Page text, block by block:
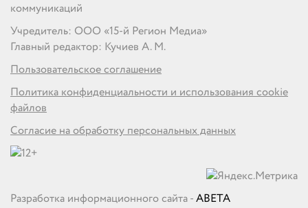
коммуникаций
Учредитель: ООО «15-й Регион Медиа»
Главный редактор: Кучиев А. М.
Пользовательское соглашение
Политика конфиденциальности и использования cookie
файлов
Согласие на обработку персональных данных
Разработка информационного сайта -ABETA